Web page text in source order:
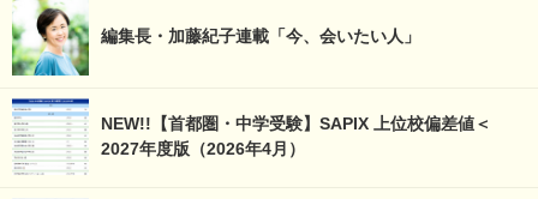
編集長・加藤紀子連載「今、会いたい人」
NEW!!【首都圏・中学受験】SAPIX 上位校偏差値＜
2027年度版（2026年4月）